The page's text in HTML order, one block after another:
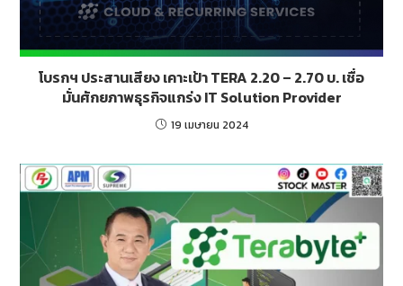
โบรกฯ ประสานเสียง เคาะเป้า TERA 2.20 – 2.70 บ. เชื่อ
มั่นศักยภาพธุรกิจแกร่ง IT Solution Provider
19 เมษายน 2024